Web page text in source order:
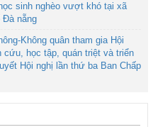
sinh nghèo vượt khó tại xã
Đà nẵng
Không quân tham gia Hội
cứu, học tập, quán triệt và triển
Hội nghị lần thứ ba Ban Chấp